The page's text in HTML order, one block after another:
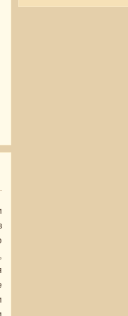
Поздравления коллективу в стихах